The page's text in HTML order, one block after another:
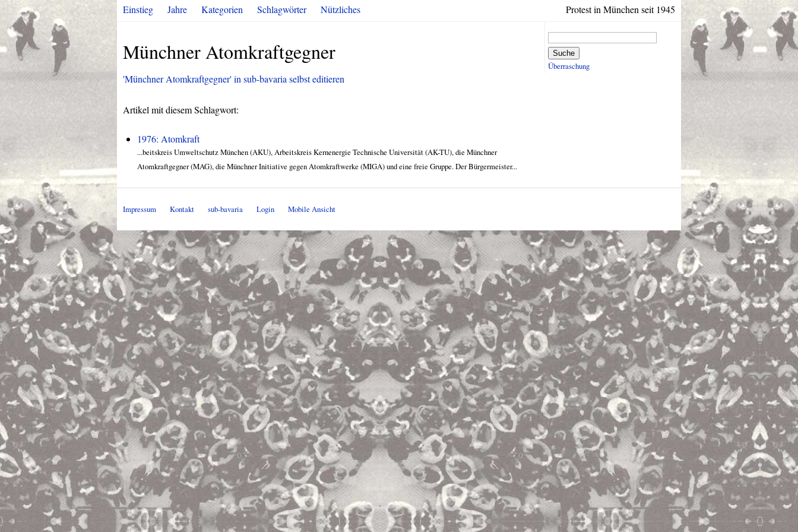
Protest in München seit 1945
Einstieg Jahre Kategorien Schlagwörter Nützliches
Münchner Atomkraftgegner
'Münchner Atomkraftgegner' in sub-bavaria selbst editieren
Artikel mit diesem Schlagwort:
1976: Atomkraft
...beitskreis Umweltschutz München (AKU), Arbeitskreis Kernenergie Technische Universität (AK-TU), die Münchner
Atomkraftgegner (MAG), die Münchner Initiative gegen Atomkraftwerke (MIGA) und eine freie Gruppe. Der Bürgermeister...
Suche
Überraschung
Impressum Kontakt sub-bavaria Login Mobile Ansicht